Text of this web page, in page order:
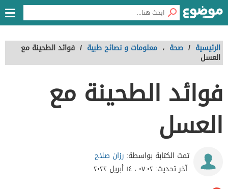
الرئيسية / صحة ، معلومات و نصائح طبية / فوائد الطحينة مع
العسل
فوائد الطحينة مع
العسل
تمت الكتابة بواسطة: رزان صلاح
آخر تحديث:٠٧:٠٢ ، ١٤ أبريل ٢٠٢٢